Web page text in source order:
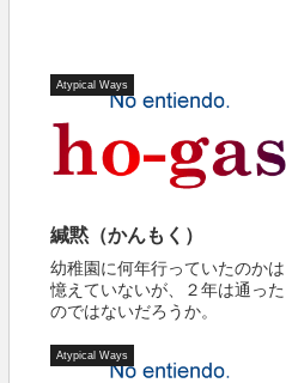
Atypical Ways
緘黙（かんもく）
幼稚園に何年行っていたのかは
憶えていないが、２年は通った
のではないだろうか。
Atypical Ways